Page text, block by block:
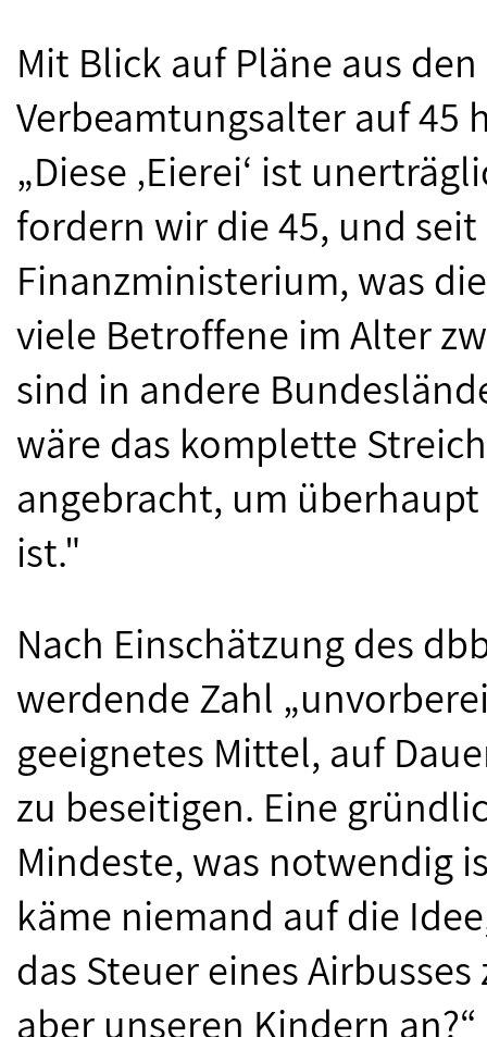
Mit Blick auf Pläne aus
Verbeamtungsalter auf 45
„Diese ‚Eierei‘ ist
fordern wir die 45, und
Finanzministerium, was
viele Betroffene im Alter
sind in andere
wäre das komplette
angebracht, um
ist."
Nach Einschätzung des
werdende Zahl
geeignetes Mittel, auf
zu beseitigen. Eine
Mindeste, was notwendig
käme niemand auf die
das Steuer eines
aber unseren Kindern an?“